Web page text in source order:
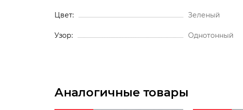
Цвет Зеленый
Узор Однотонный
Аналогичные товары